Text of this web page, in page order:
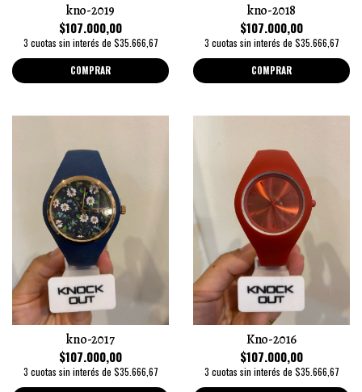
kno-2019
$107.000,00
3 cuotas sin interés de $35.666,67
COMPRAR
kno-2018
$107.000,00
3 cuotas sin interés de $35.666,67
COMPRAR
kno-2017
$107.000,00
3 cuotas sin interés de $35.666,67
Kno-2016
$107.000,00
3 cuotas sin interés de $35.666,67